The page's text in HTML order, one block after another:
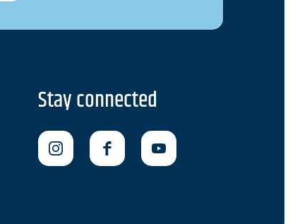
Stay connected